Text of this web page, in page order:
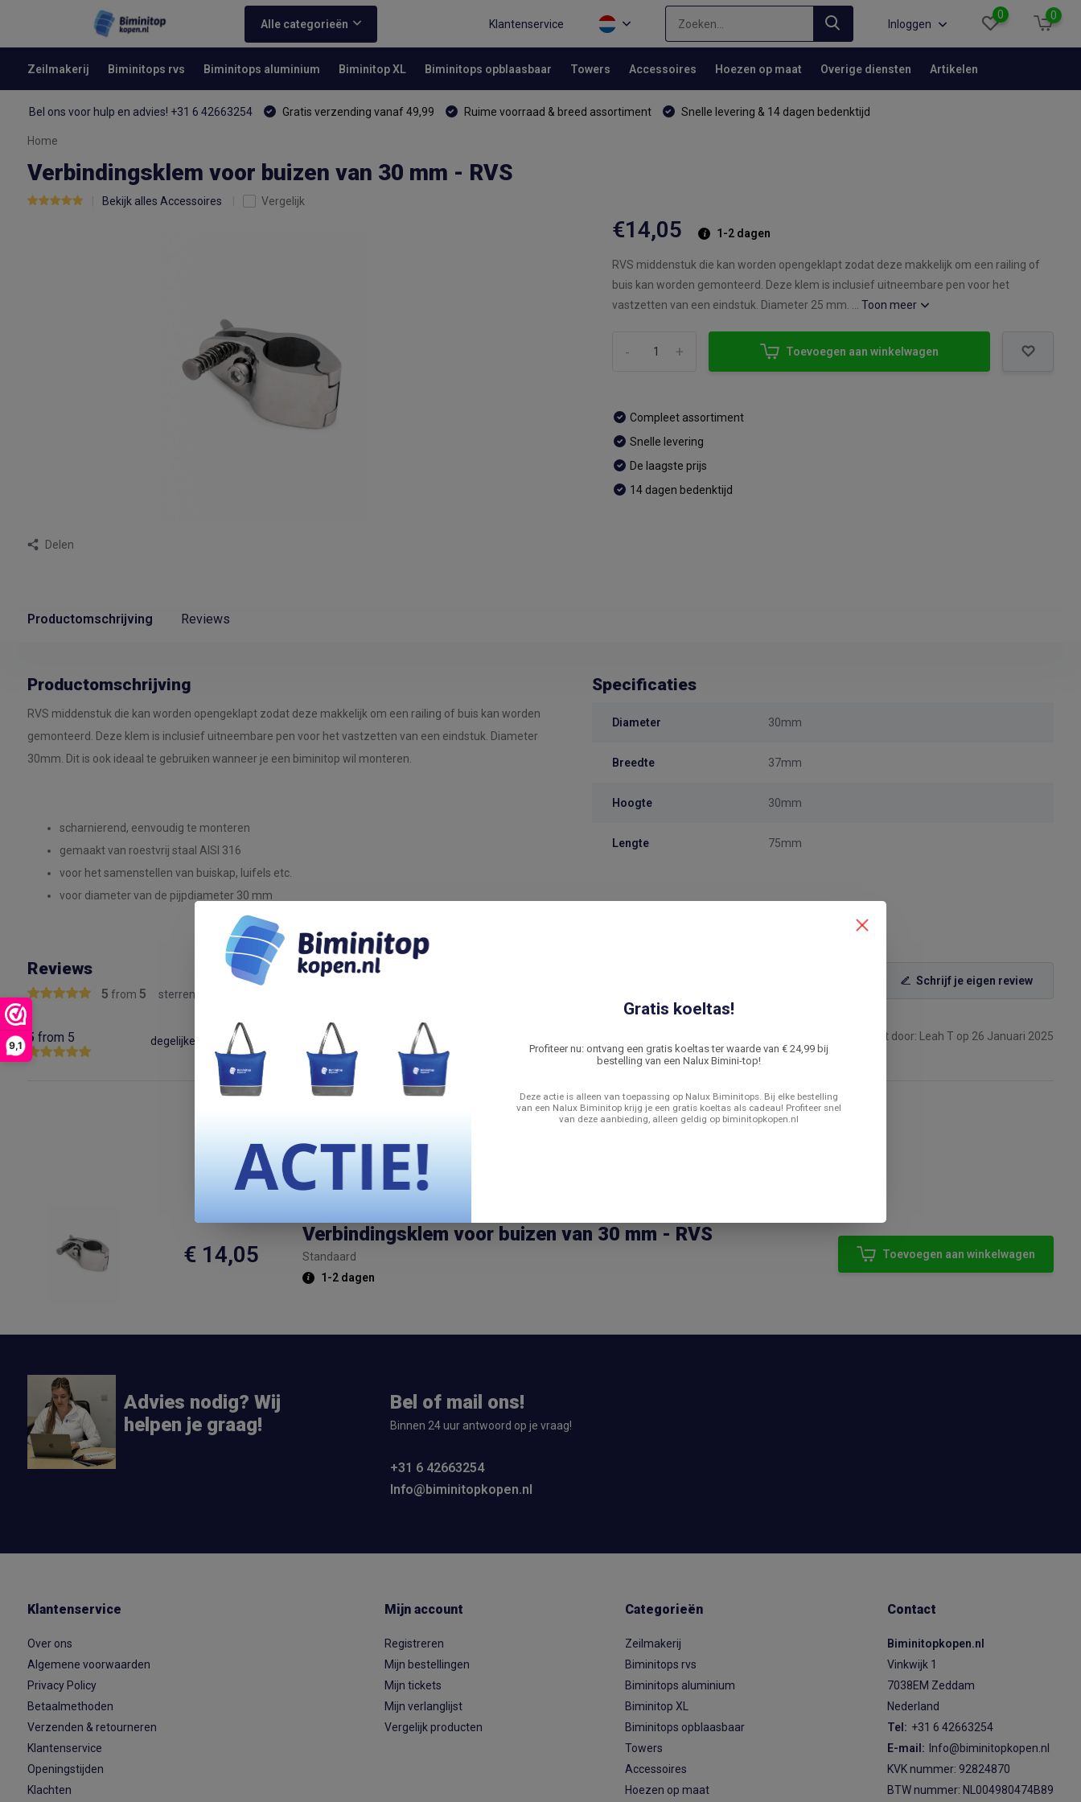
9,1
Alle categorieën Klantenservice Inloggen
0 0
Zeilmakerij Biminitops rvs Biminitops aluminium Biminitop XL Biminitops opblaasbaar Towers Accessoires Hoezen op maat Overige diensten Artikelen
Bel ons voor hulp en advies! +31 6 42663254 Gratis verzending vanaf 49,99 Ruime voorraad & breed assortiment Snelle levering & 14 dagen bedenktijd
Home
Verbindingsklem voor buizen van 30 mm - RVS
Bekijk alles Accessoires Vergelijk
Delen
€14,05 1-2 dagen
RVS middenstuk die kan worden opengeklapt zodat deze makkelijk om een railing of
buis kan worden gemonteerd. Deze klem is inclusief uitneembare pen voor het
vastzetten van een eindstuk. Diameter 25 mm. ...Toon meer
+
- Toevoegen aan winkelwagen
Compleet assortiment
Snelle levering
De laagste prijs
14 dagen bedenktijd
Productomschrijving Reviews
Productomschrijving
RVS middenstuk die kan worden opengeklapt zodat deze makkelijk om een railing of buis kan worden
gemonteerd. Deze klem is inclusief uitneembare pen voor het vastzetten van een eindstuk. Diameter
30mm. Dit is ook ideaal te gebruiken wanneer je een biminitop wil monteren.
scharnierend, eenvoudig te monteren
gemaakt van roestvrij staal AISI 316
voor het samenstellen van buiskap, luifels etc.
voor diameter van de pijpdiameter 30 mm
Specificaties
Diameter 30mm
Breedte 37mm
Hoogte 30mm
Lengte 75mm
Reviews
5 from 5 sterren
Schrijf je eigen review
5 from 5 degelijke rvs klemmen Gepost door: Leah T op 26 Januari 2025
€ 14,05
Verbindingsklem voor buizen van 30 mm - RVS
Standaard
1-2 dagen
Toevoegen aan winkelwagen
Advies nodig? Wij
helpen je graag!
Bel of mail ons!
Binnen 24 uur antwoord op je vraag!
+31 6 42663254
Info@biminitopkopen.nl
Klantenservice
Over ons
Algemene voorwaarden
Privacy Policy
Betaalmethoden
Verzenden & retourneren
Klantenservice
Openingstijden
Klachten
Mijn account
Registreren
Mijn bestellingen
Mijn tickets
Mijn verlanglijst
Vergelijk producten
Categorieën
Zeilmakerij
Biminitops rvs
Biminitops aluminium
Biminitop XL
Biminitops opblaasbaar
Towers
Accessoires
Hoezen op maat
Contact
Biminitopkopen.nl
Vinkwijk 1
7038EM Zeddam
Nederland
Tel: +31 6 42663254
E-mail: Info@biminitopkopen.nl
KVK nummer: 92824870
BTW nummer: NL004980474B89
Gratis koeltas!
Profiteer nu: ontvang een gratis koeltas ter waarde van € 24,99 bij
bestelling van een Nalux Bimini-top!
Deze actie is alleen van toepassing op Nalux Biminitops. Bij elke bestelling
van een Nalux Biminitop krijg je een gratis koeltas als cadeau! Profiteer snel
van deze aanbieding, alleen geldig op biminitopkopen.nl